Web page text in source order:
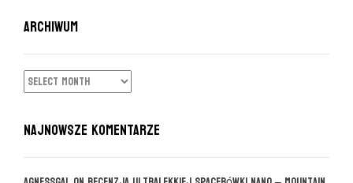
ARCHIWUM
ARCHIWUM
NAJNOWSZE KOMENTARZE